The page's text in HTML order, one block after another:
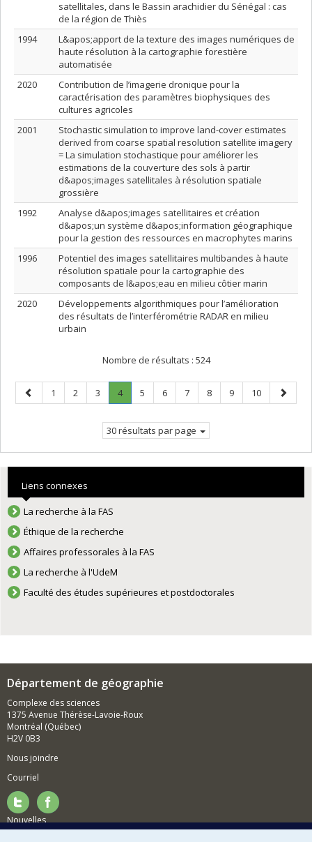
satellitales, dans le Bassin arachidier du Sénégal : cas
de la région de Thiès
1994
L&apos;apport de la texture des images numériques de
haute résolution à la cartographie forestière
automatisée
2020
Contribution de l’imagerie dronique pour la
caractérisation des paramètres biophysiques des
cultures agricoles
2001
Stochastic simulation to improve land-cover estimates
derived from coarse spatial resolution satellite imagery
= La simulation stochastique pour améliorer les
estimations de la couverture des sols à partir
d&apos;images satellitales à résolution spatiale
grossière
1992
Analyse d&apos;images satellitaires et création
d&apos;un système d&apos;information géographique
pour la gestion des ressources en macrophytes marins
1996
Potentiel des images satellitaires multibandes à haute
résolution spatiale pour la cartographie des
composants de l&apos;eau en milieu côtier marin
2020
Développements algorithmiques pour l’amélioration
des résultats de l’interférométrie RADAR en milieu
urbain
Nombre de résultats : 524
Page
précédente
Page
1 Page
2 Page
3 Page
4.
Page
Page
5 Page
6 Page
7 Page
8 Page
9 Page
10
Page
30 résultats par page
Liens connexes
La recherche à la FAS
Éthique de la recherche
Affaires professorales à la FAS
La recherche à l'UdeM
Faculté des études supérieures et postdoctorales
Département de géographie
Complexe des sciences
1375 Avenue Thérèse-Lavoie-Roux
Montréal (Québec)
H2V 0B3
Nous joindre
Courriel
Nouvelles